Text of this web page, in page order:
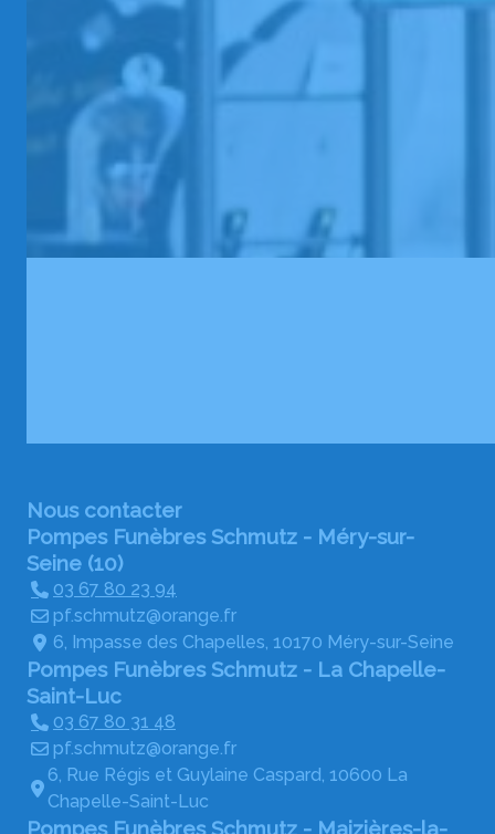
Nous contacter
Pompes Funèbres Schmutz - Méry-sur-
Seine (10)
03 67 80 23 94
pf.schmutz@orange.fr
6, Impasse des Chapelles, 10170 Méry-sur-Seine
Pompes Funèbres Schmutz - La Chapelle-
Saint-Luc
03 67 80 31 48
pf.schmutz@orange.fr
6, Rue Régis et Guylaine Caspard, 10600 La
Chapelle-Saint-Luc
Pompes Funèbres Schmutz - Maizières-la-